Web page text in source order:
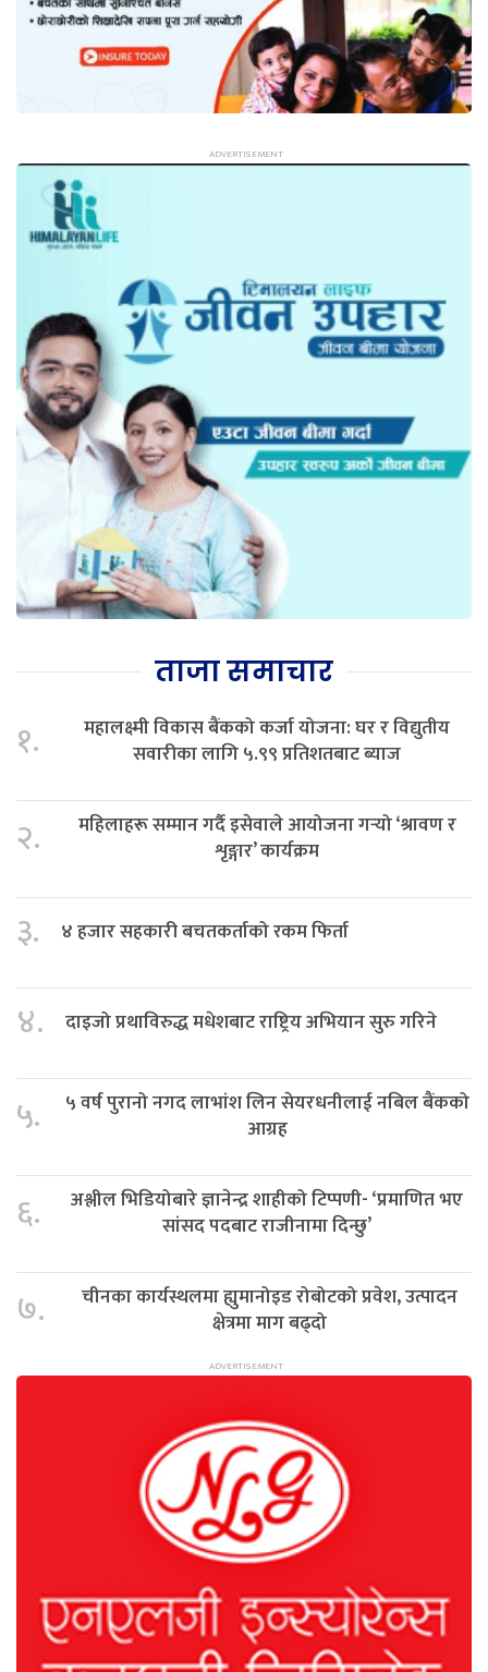
ताजा समाचार
१.
महालक्ष्मी विकास बैंकको कर्जा योजना: घर र विद्युतीय
सवारीका लागि ५.९९ प्रतिशतबाट ब्याज
२.
महिलाहरू सम्मान गर्दै इसेवाले आयोजना गर्‍यो ‘श्रावण र
शृङ्गार’ कार्यक्रम
३. ४ हजार सहकारी बचतकर्ताको रकम फिर्ता
४. दाइजो प्रथाविरुद्ध मधेशबाट राष्ट्रिय अभियान सुरु गरिने
५.
५ वर्ष पुरानो नगद लाभांश लिन सेयरधनीलाई नबिल बैंकको
आग्रह
६.
अश्लील भिडियोबारे ज्ञानेन्द्र शाहीको टिप्पणी- ‘प्रमाणित भए
सांसद पदबाट राजीनामा दिन्छु’
७.
चीनका कार्यस्थलमा ह्युमानोइड रोबोटको प्रवेश, उत्पादन
क्षेत्रमा माग बढ्दो